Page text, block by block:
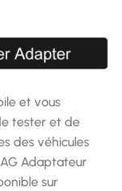
et vous
tester et de
des véhicules
Adaptateur
sur